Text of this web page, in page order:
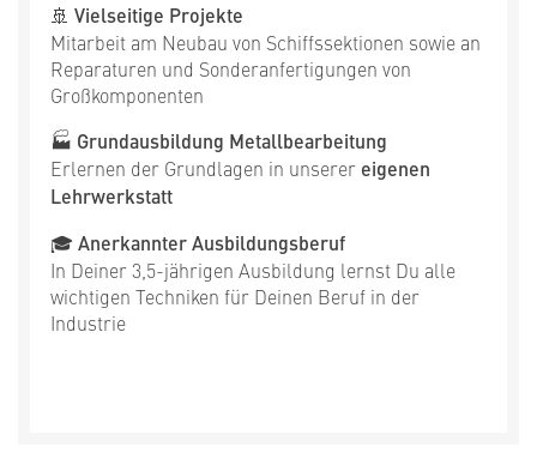
🚢 Vielseitige Projekte
Mitarbeit am Neubau von Schiffssektionen sowie an
Reparaturen und Sonderanfertigungen von
Großkomponenten
🏭 Grundausbildung Metallbearbeitung
Erlernen der Grundlagen in unserer eigenen
Lehrwerkstatt
🎓 Anerkannter Ausbildungsberuf
In Deiner 3,5-jährigen Ausbildung lernst Du alle
wichtigen Techniken für Deinen Beruf in der
Industrie